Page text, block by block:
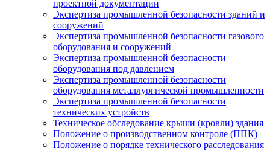
проектной документации
Экспертиза промышленной безопасности зданий и
сооружений
Экспертиза промышленной безопасности газового
оборудования и сооружений
Экспертиза промышленной безопасности
оборудования под давлением
Экспертиза промышленной безопасности
оборудования металлургической промышленности
Экспертиза промышленной безопасности
технических устройств
Техническое обследование крыши (кровли) здания
Положение о производственном контроле (ППК)
Положение о порядке технического расследования